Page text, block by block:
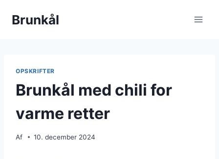
Brunkål
OPSKRIFTER
Brunkål med chili for
varme retter
Af 10. december 2024